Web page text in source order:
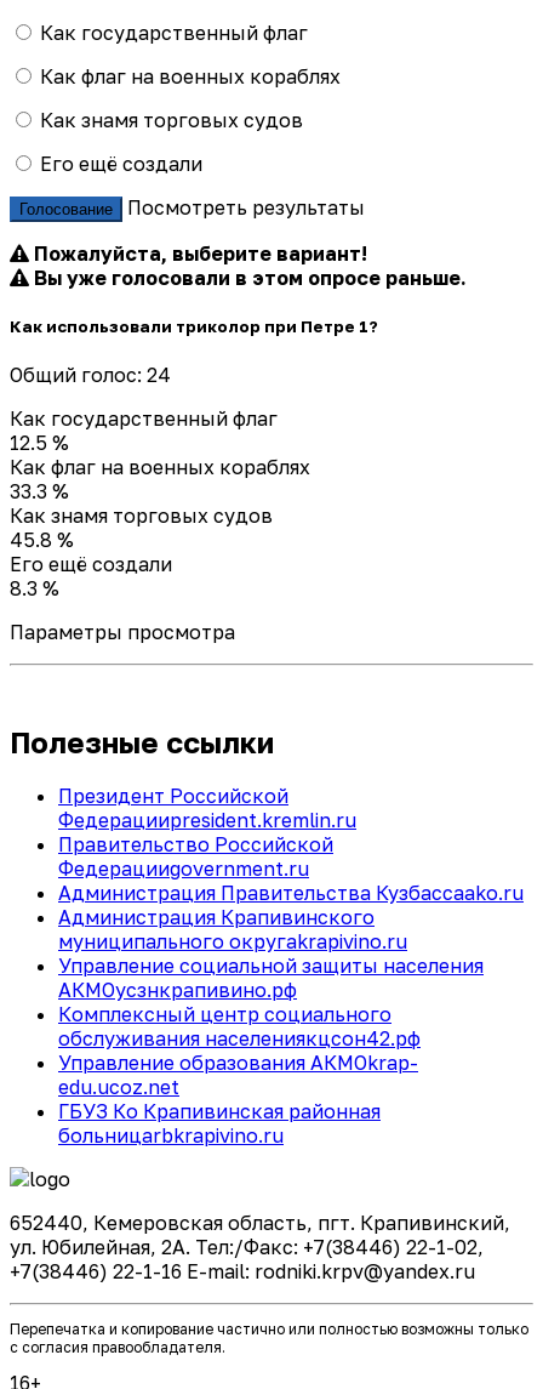
Как государственный флаг
Как флаг на военных кораблях
Как знамя торговых судов
Его ещё создали
Голосование
Посмотреть результаты
Пожалуйста, выберите вариант!
Вы уже голосовали в этом опросе раньше.
Как использовали триколор при Петре 1?
Общий голос: 24
Как государственный флаг
12.5 %
Как флаг на военных кораблях
33.3 %
Как знамя торговых судов
45.8 %
Его ещё создали
8.3 %
Параметры просмотра
Полезные ссылки
Президент Российской
Федерацииpresident.kremlin.ru
Правительство Российской
Федерацииgovernment.ru
Администрация Правительства Кузбассаako.ru
Администрация Крапивинского
муниципального округаkrapivino.ru
Управление социальной защиты населения
АКМОусзнкрапивино.рф
Комплексный центр социального
обслуживания населениякцсон42.рф
Управление образования АКМОkrap-
edu.ucoz.net
ГБУЗ Ко Крапивинская районная
больницаrbkrapivino.ru
652440, Кемеровская область, пгт. Крапивинский,
ул. Юбилейная, 2А. Тел:/Факс: +7(38446) 22-1-02,
+7(38446) 22-1-16 E-mail: rodniki.krpv@yandex.ru
Перепечатка и копирование частично или полностью возможны только
с согласия правообладателя.
16+